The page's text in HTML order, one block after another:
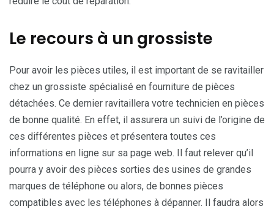
Le recours à un grossiste
Pour avoir les pièces utiles, il est important de se ravitailler
chez un grossiste spécialisé en fourniture de pièces
détachées. Ce dernier ravitaillera votre technicien en pièces
de bonne qualité. En effet, il assurera un suivi de l’origine de
ces différentes pièces et présentera toutes ces
informations en ligne sur sa page web. Il faut relever qu’il
pourra y avoir des pièces sorties des usines de grandes
marques de téléphone ou alors, de bonnes pièces
compatibles avec les téléphones à dépanner. Il faudra alors